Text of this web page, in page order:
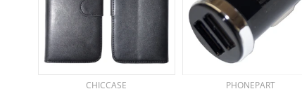
CHICCASE PHONEPART